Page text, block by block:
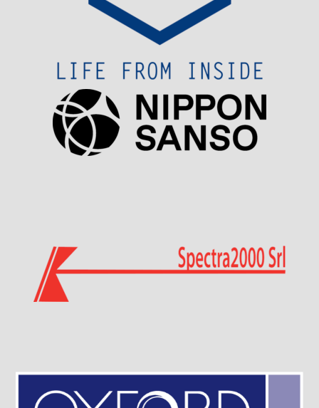
Visit Sponsor Page